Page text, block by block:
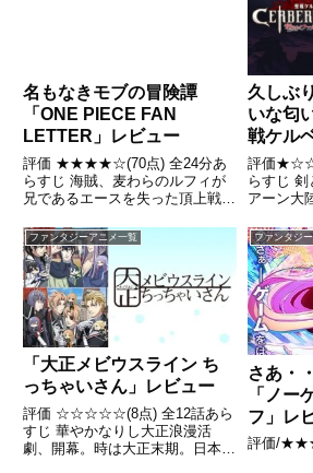
名もなきモブの冒険譚
「ONE PIECE FAN
LETTER」レビュー
評価 ★★★★☆(70点) 全24分あ
らすじ 海賊、麦わらのルフィが
兄であるエースを失った頂上戦争
ナミに強い憧れを持つ主人公の少
女は小さな冒険へと出発する。こ
れはワンピースを「追い求めな
い」人々にスポットを当て...
久しぶ
いな匂
戦ケル
タリテ
評価
らすじ
アーン大
壊をほし
恐れられ
ていた。
が、ダガ
ファンタジーアニメ一覧
「大正メビウスライン ち
っちゃいさん」レビュー
評価 ☆☆☆☆☆(8点) 全12話あら
すじ 華やかなりし大正浪漫活
劇、開幕。時は大正末期。日本が
ファンタジ
さあ・
「ノー
フ」レ
評価/